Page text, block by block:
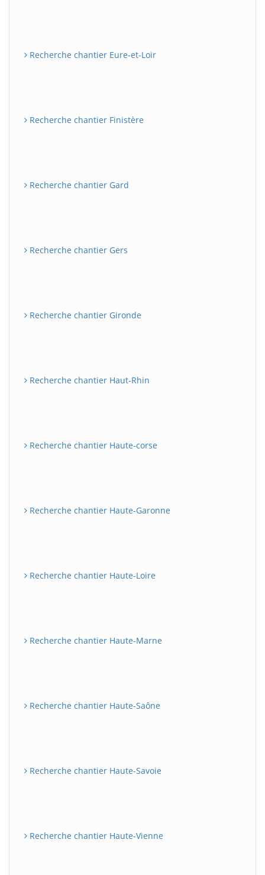
Recherche chantier Eure-et-Loir
Recherche chantier Finistère
Recherche chantier Gard
Recherche chantier Gers
Recherche chantier Gironde
Recherche chantier Haut-Rhin
Recherche chantier Haute-corse
Recherche chantier Haute-Garonne
Recherche chantier Haute-Loire
Recherche chantier Haute-Marne
Recherche chantier Haute-Saône
Recherche chantier Haute-Savoie
Recherche chantier Haute-Vienne